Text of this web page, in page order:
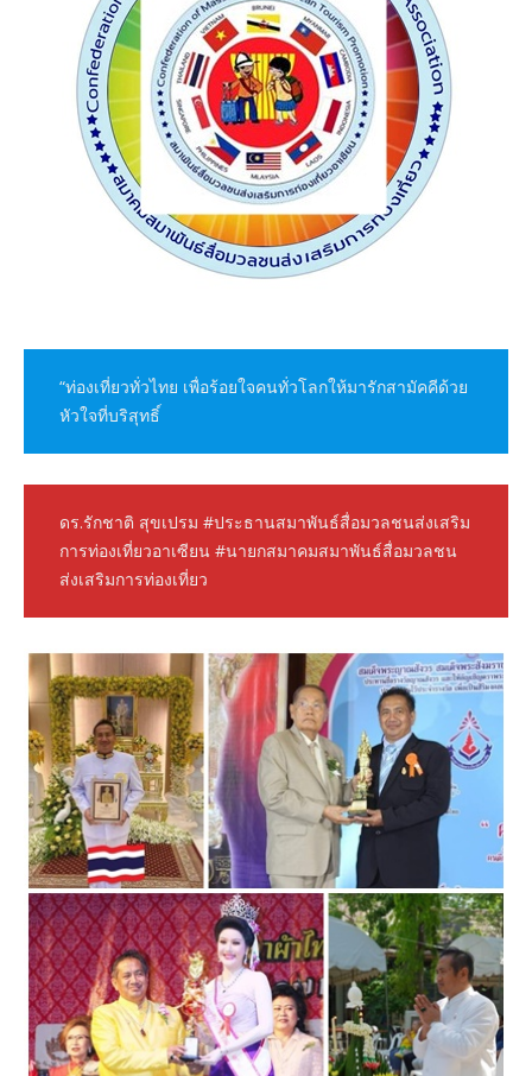
“ท่องเที่ยวทั่วไทย เพื่อร้อยใจคนทั่วโลกให้มารักสามัคคีด้วย
หัวใจที่บริสุทธิ์
ดร.รักชาติ สุขเปรม #ประธานสมาพันธ์สื่อมวลชนส่งเสริม
การท่องเที่ยวอาเซียน #นายกสมาคมสมาพันธ์สื่อมวลชน
ส่งเสริมการท่องเที่ยว